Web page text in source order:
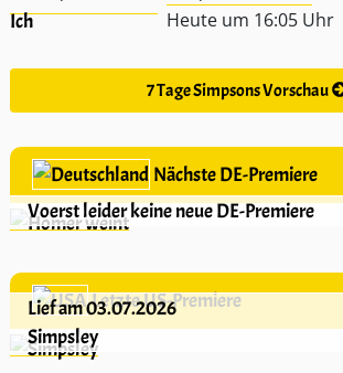
Heute um 16:05 Uhr
7 Tage Simpsons Vorschau
Nächste DE-Premiere
Voerst leider keine neue DE-Premiere
Letzte US-Premiere
Lief am 03.07.2026
Simpsley